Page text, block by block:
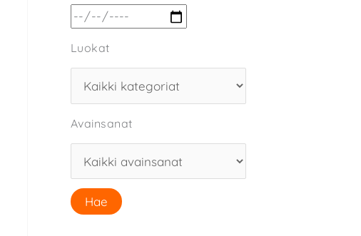
Luokat
Avainsanat